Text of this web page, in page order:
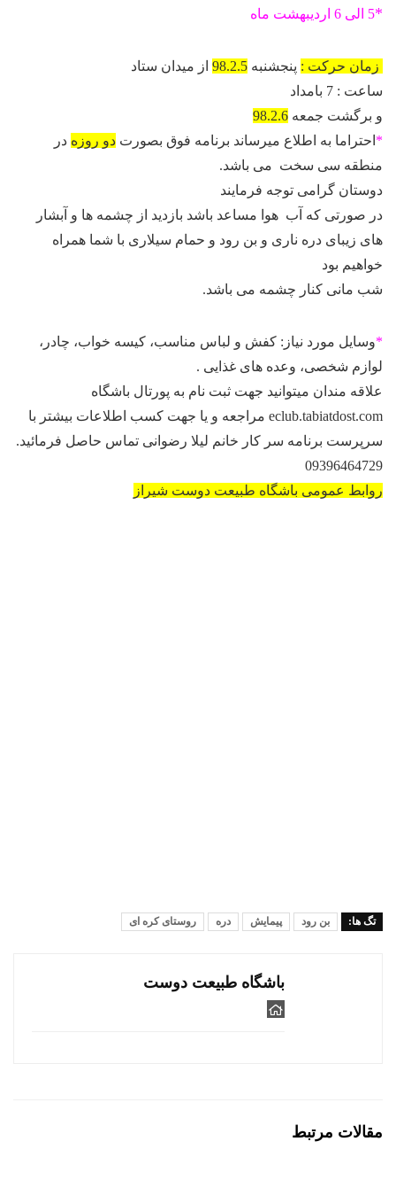
*5 الی 6 اردیبهشت ماه
زمان حرکت : پنجشنبه 98.2.5 از میدان ستاد
ساعت : 7 بامداد
و برگشت جمعه 98.2.6
* احتراما به اطلاع میرساند برنامه فوق بصورت دو روزه در
منطقه سی سخت می باشد.
دوستان گرامی توجه فرمایند
در صورتی که آب هوا مساعد باشد بازدید از چشمه ها و آبشار
های زیبای دره ناری و بن رود و حمام سیلاری با شما همراه
خواهیم بود
شب مانی کنار چشمه می باشد.
*وسایل مورد نیاز: کفش و لباس مناسب، کیسه خواب، چادر،
لوازم شخصی، وعده های غذایی .
علاقه مندان میتوانید جهت ثبت نام به پورتال باشگاه
eclub.tabiatdost.com مراجعه و یا جهت کسب اطلاعات بیشتر با
سرپرست برنامه سر کار خانم لیلا رضوانی تماس حاصل فرمائید.
09396464729
روابط عمومی باشگاه طبیعت دوست شیراز
تگ ها: بن رود پیمایش دره روستای کره ای
باشگاه طبیعت دوست
مقالات مرتبط